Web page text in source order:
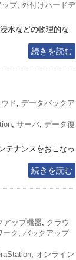
ップ, 外付けハードデ
水などの物理的な
続きを読む
ド, データバックア
, サーバ, データ復
テナンスをおこなっ
続きを読む
アップ機器, クラウ
ーク, バックアップ
, オンライン